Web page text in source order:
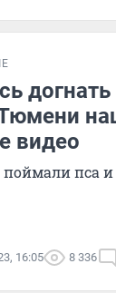
видео
пса
16:05 8 336